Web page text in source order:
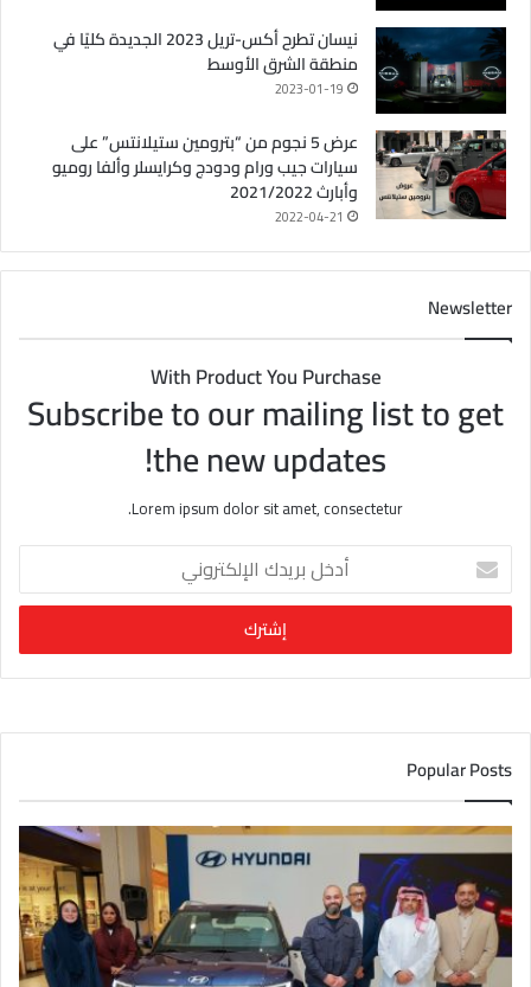
نيسان تطرح أكس-تريل 2023 الجديدة كليًا في
منطقة الشرق الأوسط
2023-01-19
عرض 5 نجوم من “بترومين ستيلانتس” على
سيارات جيب ورام ودودج وكرايسلر وألفا روميو
وأبارث 2021/2022
2022-04-21
Newsletter
With Product You Purchase
Subscribe to our mailing list to get
the new updates!
Lorem ipsum dolor sit amet, consectetur.
خ
ب
ر
د
ا
ل
إ
ل
ك
ت
ر
و
Popular Posts